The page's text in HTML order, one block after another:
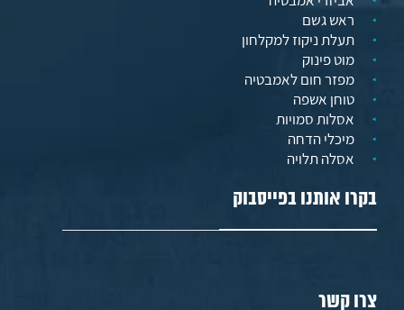
ראש גשם
תעלת ניקוז למקלחון
מוט פינוק
מפזר חום לאמבטיה
טוחן אשפה
אסלות סמויות
מיכלי הדחה
אסלה תלויה
בקרו אותנו בפייסבוק
צרו קשר